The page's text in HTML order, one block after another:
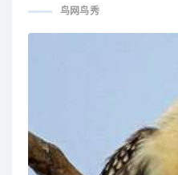
鸟网鸟秀